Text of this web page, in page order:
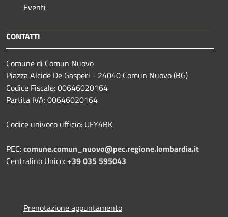
Eventi
CONTATTI
Comune di Comun Nuovo
Piazza Alcide De Gasperi - 24040 Comun Nuovo (BG)
Codice Fiscale: 00646020164
Partita IVA: 00646020164
Codice univoco ufficio: UFY4BK
PEC:comune.comun_nuovo@pec.regione.lombardia.it
Centralino Unico:+39 035 595043
Prenotazione appuntamento